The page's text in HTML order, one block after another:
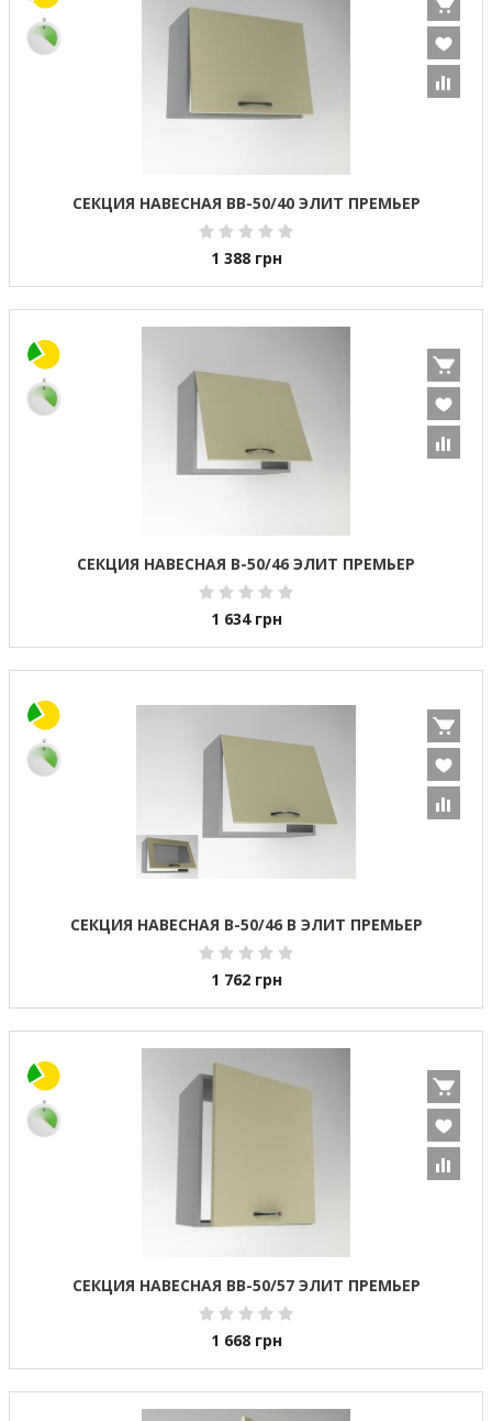
СЕКЦИЯ НАВЕСНАЯ ВВ-50/40 ЭЛИТ ПРЕМЬЕР
1 388 грн
СЕКЦИЯ НАВЕСНАЯ В-50/46 ЭЛИТ ПРЕМЬЕР
1 634 грн
СЕКЦИЯ НАВЕСНАЯ В-50/46 В ЭЛИТ ПРЕМЬЕР
1 762 грн
СЕКЦИЯ НАВЕСНАЯ ВВ-50/57 ЭЛИТ ПРЕМЬЕР
1 668 грн